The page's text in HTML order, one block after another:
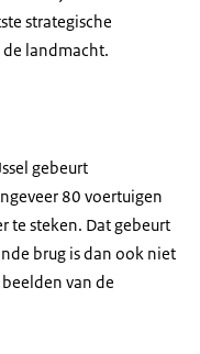
strategische
landmacht.
gebeurt
80 voertuigen
te steken. Dat gebeurt
brug is dan ook niet
van de